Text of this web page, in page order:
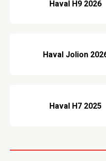
Haval H9 2026
Haval Jolion
Haval H7 2025